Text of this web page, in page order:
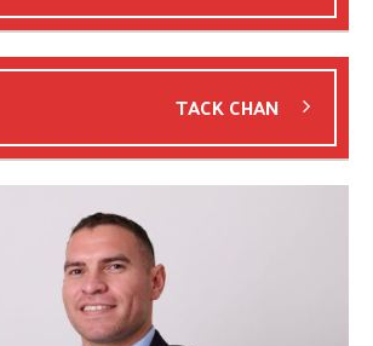
TACK CHAN